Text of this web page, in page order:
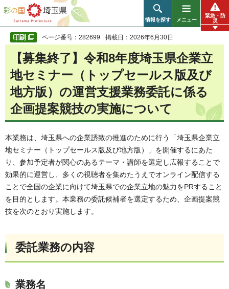
彩の国 埼玉県
情報を探す メニュー
緊急・防
災
ページ番号：282699 掲載日：2026年6月30日
【募集終了】令和8年度埼玉県企業立
地セミナー（トップセールス版及び
地方版）の運営支援業務委託に係る
企画提案競技の実施について
本業務は、埼玉県への企業誘致の推進のために行う「埼玉県企業立
地セミナー（トップセールス版及び地方版）」を開催するにあた
り、参加予定者が関心のあるテーマ・講師を選定し広報することで
効果的に運営し、多くの視聴者を集めたうえでオンライン配信する
ことで全国の企業に向けて埼玉県での企業立地の魅力をPRすること
を目的とします。本業務の委託候補者を選定するため、企画提案競
技を次のとおり実施します。
委託業務の内容
業務名